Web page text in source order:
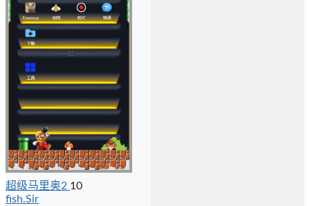
超级马里奥2 10
fish.Sir